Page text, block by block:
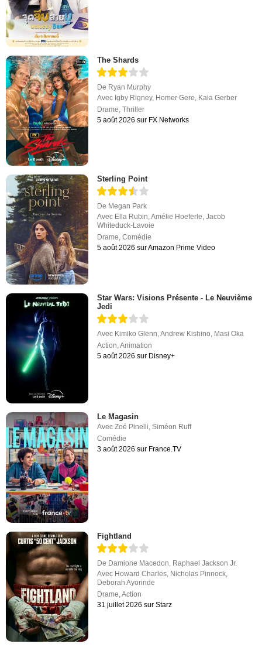
The Shards
De Ryan Murphy
Avec Igby Rigney, Homer Gere Kaia Gerber
Drame ,Thriller
5 août 2026 sur FX Networks
Sterling Point
De Megan Park
Avec Ella Rubin,Amélie Hoeferle,Jacob
Whiteduck-Lavoie
Drame,Comédie
5 août 2026 sur Amazon Prime Video
Star Wars: Visions Présente - Le Neuvième
Jedi
Avec Kimiko Glenn,Andrew Kishino, Masi Oka
Action,Animation
5 août 2026 sur Disney+
Le Magasin
AvecZoé Pinelli,Siméon Ruff
Comédie
3 août 2026 sur France.TV
Fightland
De Damione Macedon Raphael Jackson Jr.
Avec Howard Charles Nicholas Pinnock
Deborah Ayorinde
Drame ,Action
31 juillet 2026 sur Starz